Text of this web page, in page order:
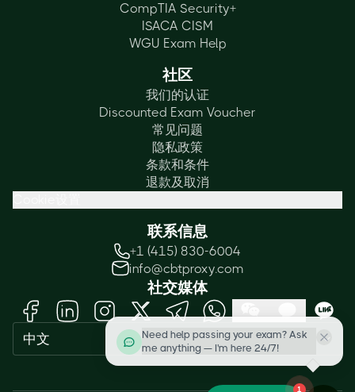
CompTIA Security+
ISACA CISM
WGU Exam Help
社区
我们的认证
Discounted Exam Voucher
常见问题
隐私政策
条款和条件
退款及取消
联系信息
+1 (415) 830-6004
info@cbtproxy.com
社交媒体
中文
Need help passing your exam? Ask
me anything — I'm here 24/7!
1